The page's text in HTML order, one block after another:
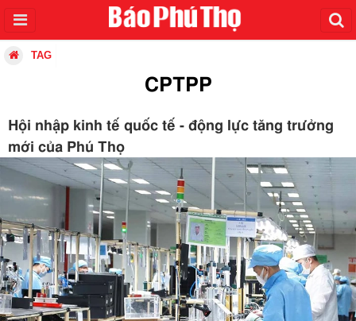
TAG
CPTPP
Hội nhập kinh tế quốc tế - động lực tăng trưởng
mới của Phú Thọ